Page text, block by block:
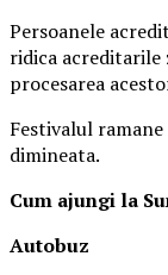
Persoanele
ridica acreditarile
procesarea
Festivalul
dimineata.
Cum ajungi la
Autobuz